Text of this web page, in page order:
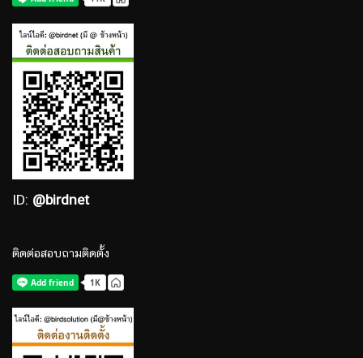
ID: @birdnet
ติดต่อสอบถามติดตั้ง